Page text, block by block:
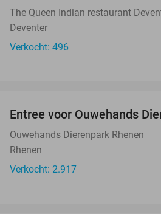
The Queen Indian restaurant
Deventer
Verkocht: 496
Entree voor Ouwehands
Ouwehands Dierenpark Rhenen
Rhenen
Verkocht: 2.917